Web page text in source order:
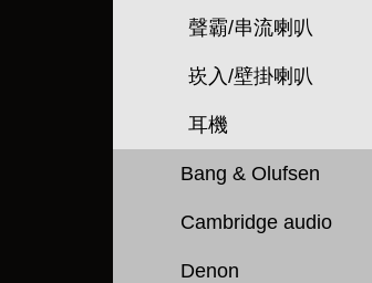
聲霸/串流喇叭
崁入/壁掛喇叭
耳機
Bang & Olufsen
Cambridge audio
Denon